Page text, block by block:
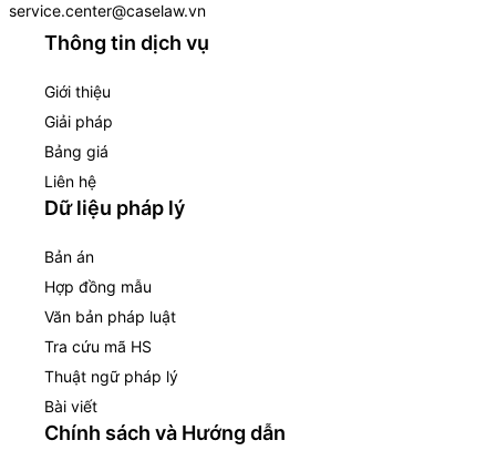
service.center@caselaw.vn
Thông tin dịch vụ
Giới thiệu
Giải pháp
Bảng giá
Liên hệ
Dữ liệu pháp lý
Bản án
Hợp đồng mẫu
Văn bản pháp luật
Tra cứu mã HS
Thuật ngữ pháp lý
Bài viết
Chính sách và Hướng dẫn